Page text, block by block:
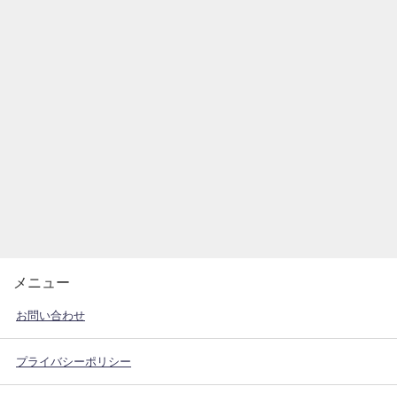
メニュー
お問い合わせ
プライバシーポリシー